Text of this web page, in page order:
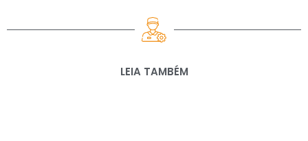
LEIA TAMBÉM